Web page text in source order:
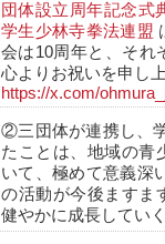
団体設立周年記念式
学生少林寺拳法連盟
会は10周年と、それ
心よりお祝いを申し上
https://x.com/
②三団体が連携し、
たことは、地域の青
いて、極めて意義深
の活動が今後ますま
健やかに成長してい